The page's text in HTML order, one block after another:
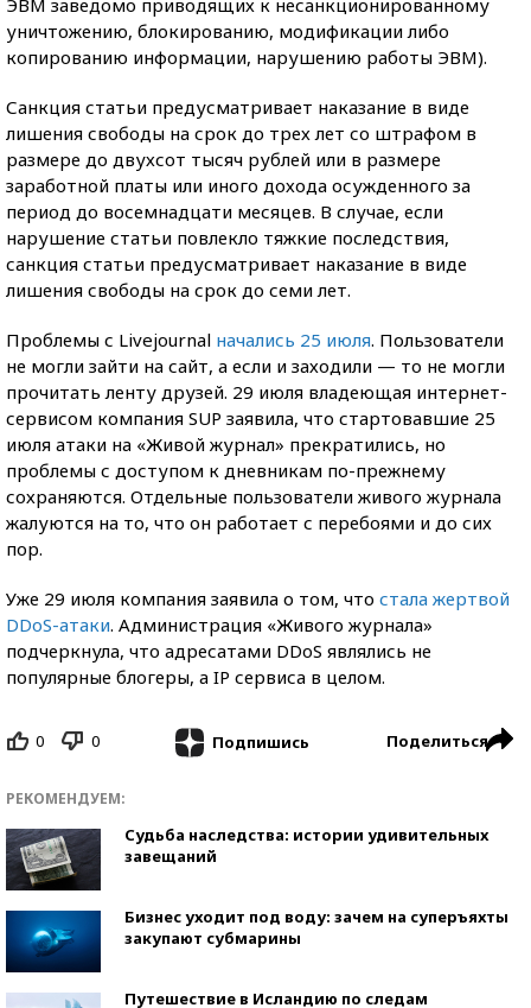
ЭВМ заведомо приводящих к несанкционированному
уничтожению, блокированию, модификации либо
копированию информации, нарушению работы ЭВМ).
Санкция статьи предусматривает наказание в виде
лишения свободы на срок до трех лет со штрафом в
размере до двухсот тысяч рублей или в размере
заработной платы или иного дохода осужденного за
период до восемнадцати месяцев. В случае, если
нарушение статьи повлекло тяжкие последствия,
санкция статьи предусматривает наказание в виде
лишения свободы на срок до семи лет.
Проблемы с Livejournal начались 25 июля. Пользователи
не могли зайти на сайт, а если и заходили — то не могли
прочитать ленту друзей. 29 июля владеющая интернет-
сервисом компания SUP заявила, что стартовавшие 25
июля атаки на «Живой журнал» прекратились, но
проблемы с доступом к дневникам по-прежнему
сохраняются. Отдельные пользователи живого журнала
жалуются на то, что он работает с перебоями и до сих
пор.
Уже 29 июля компания заявила о том, что стала жертвой
DDoS-атаки. Администрация «Живого журнала»
подчеркнула, что адресатами DDoS являлись не
популярные блогеры, а IP сервиса в целом.
0 0 Подпишись Поделиться
РЕКОМЕНДУЕМ:
Судьба наследства: истории удивительных
завещаний
Бизнес уходит под воду: зачем на суперъяхты
закупают субмарины
Путешествие в Исландию по следам